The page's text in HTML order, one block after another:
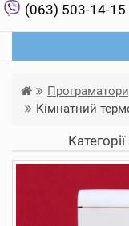
(063) 503-14-15
Кімнатний